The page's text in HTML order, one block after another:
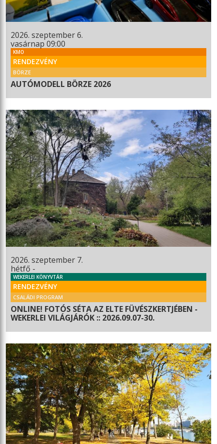
2026. szeptember 6.
vasárnap 09:00
KMO
RENDEZVÉNY
BÖRZE
AUTÓMODELL BÖRZE 2026
2026. szeptember 7.
hétfő -
WEKERLEI KÖNYVTÁR
RENDEZVÉNY
CSALÁDI PROGRAM
ONLINE! FOTÓS SÉTA AZ ELTE FÜVÉSZKERTJÉBEN -
WEKERLEI VILÁGJÁRÓK :: 2026.09.07-30.